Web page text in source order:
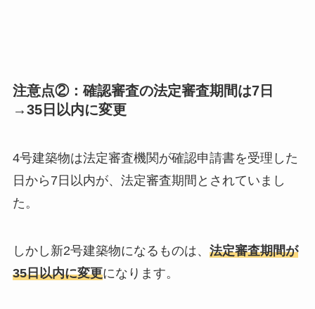
注意点②：確認審査の法定審査期間は7日
→35日以内に変更
4号建築物は法定審査機関が確認申請書を受理した
日から7日以内が、法定審査期間とされていまし
た。
しかし新2号建築物になるものは、 法定審査期間が
35日以内に変更になります。